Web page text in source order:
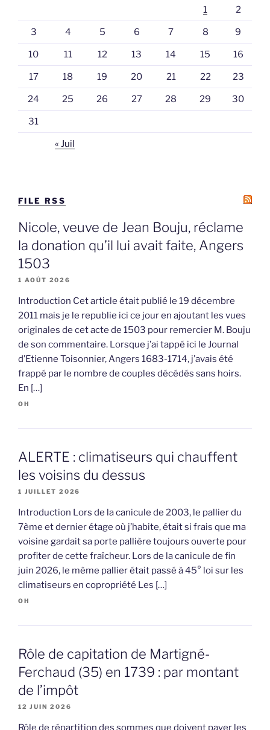
1 2
3 4 5 6 7 8 9
10 11 12 13 14 15 16
17 18 19 20 21 22 23
24 25 26 27 28 29 30
31
« Juil
FILE RSS
Nicole, veuve de Jean Bouju, réclame
la donation qu’il lui avait faite, Angers
1503
1 AOÛT 2026
Introduction Cet article était publié le 19 décembre
2011 mais je le republie ici ce jour en ajoutant les vues
originales de cet acte de 1503 pour remercier M. Bouju
de son commentaire. Lorsque j’ai tappé ici le Journal
d’Etienne Toisonnier, Angers 1683-1714, j’avais été
frappé par le nombre de couples décédés sans hoirs.
En […]
OH
ALERTE : climatiseurs qui chauffent
les voisins du dessus
1 JUILLET 2026
Introduction Lors de la canicule de 2003, le pallier du
7ème et dernier étage où j’habite, était si frais que ma
voisine gardait sa porte pallière toujours ouverte pour
profiter de cette fraîcheur. Lors de la canicule de fin
juin 2026, le même pallier était passé à 45° loi sur les
climatiseurs en copropriété Les […]
OH
Rôle de capitation de Martigné-
Ferchaud (35) en 1739 : par montant
de l’impôt
12 JUIN 2026
Rôle de répartition des sommes que doivent payer les